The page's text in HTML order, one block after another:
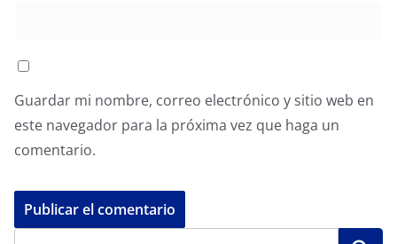
Guardar mi nombre, correo electrónico y sitio web en
este navegador para la próxima vez que haga un
comentario.